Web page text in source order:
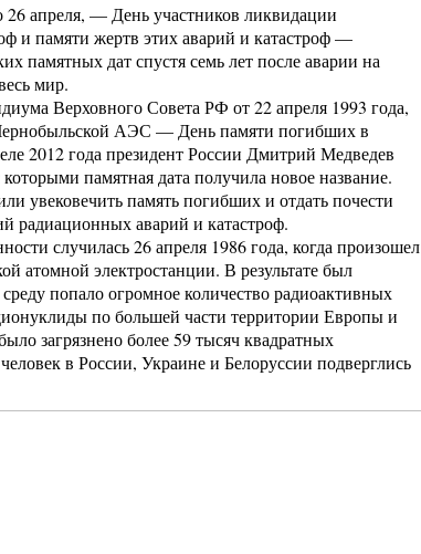
26 апреля, — День участников ликвидации
и памяти жертв этих аварий и катастроф —
памятных дат спустя семь лет после аварии на
мир.
Верховного Совета РФ от 22 апреля 1993 года,
АЭС — День памяти погибших в
2012 года президент России Дмитрий Медведев
памятная дата получила новое название.
увековечить память погибших и отдать почести
радиационных аварий и катастроф.
случилась 26 апреля 1986 года, когда произошел
атомной электростанции. В результате был
попало огромное количество радиоактивных
по большей части территории Европы и
загрязнено более 59 тысяч квадратных
в России, Украине и Белоруссии подверглись